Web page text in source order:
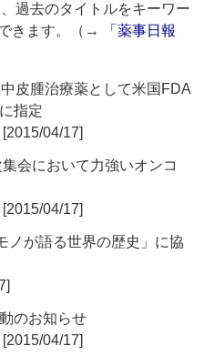
、過去のタイトルをキーワー
きます。（→
「薬事日報
皮腫治療薬として米国FDA
指定
[2015/04/17]
会において力強いオンコ
[2015/04/17]
ノが語る世界の歴史」に協
のお知らせ
[2015/04/17]